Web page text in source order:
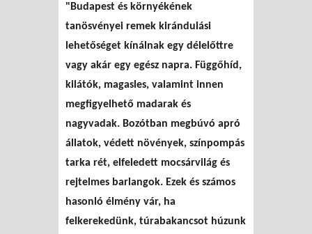
"Budapest és környékének
tanösvényei remek kirándulási
lehetőséget kínálnak egy délelőttre
vagy akár egy egész napra. Függőhíd,
kilátók, magasles, valamint innen
megfigyelhető madarak és
nagyvadak. Bozótban megbúvó apró
állatok, védett növények, színpompás
tarka rét, elfeledett mocsárvilág és
rejtelmes barlangok. Ezek és számos
hasonló élmény vár, ha
felkerekedünk, túrabakancsot húzunk